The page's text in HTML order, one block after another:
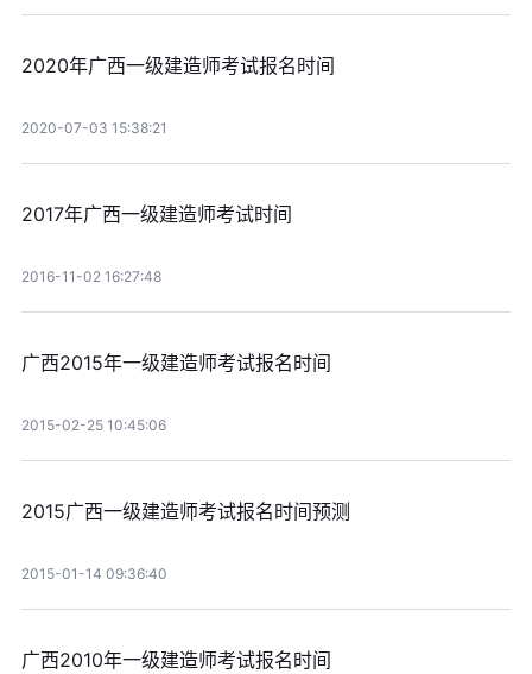
2020年广西一级建造师考试报名时间
2020-07-03 15:38:21
2017年广西一级建造师考试时间
2016-11-02 16:27:48
广西2015年一级建造师考试报名时间
2015-02-25 10:45:06
2015广西一级建造师考试报名时间预测
2015-01-14 09:36:40
广西2010年一级建造师考试报名时间